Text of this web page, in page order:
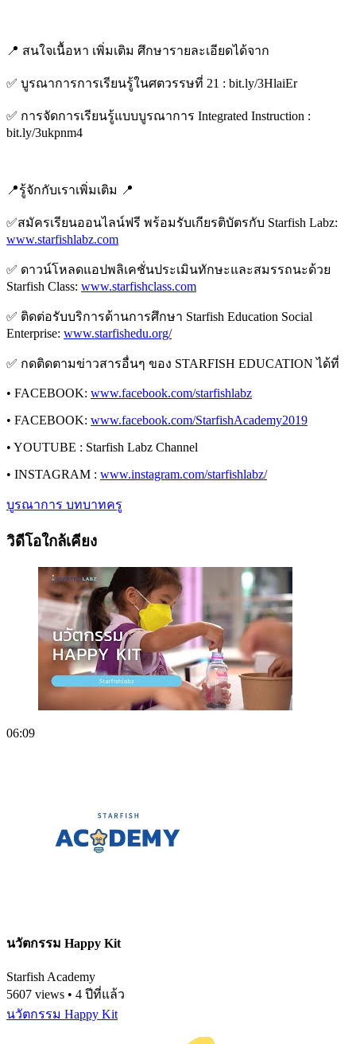
📍 สนใจเนื้อหา เพิ่มเติม ศึกษารายละเอียดได้จาก
✅ บูรณาการการเรียนรู้ในศตวรรษที่ 21 : bit.ly/3HlaiEr
✅ การจัดการเรียนรู้แบบบูรณาการ Integrated Instruction :
bit.ly/3ukpnm4
📍รู้จักกับเราเพิ่มเติม 📍
✅สมัครเรียนออนไลน์ฟรี พร้อมรับเกียรติบัตรกับ Starfish Labz:
www.starfishlabz.com
✅ ดาวน์โหลดแอปพลิเคชั่นประเมินทักษะและสมรรถนะด้วย
Starfish Class: www.starfishclass.com
✅ ติดต่อรับบริการด้านการศึกษา Starfish Education Social
Enterprise: www.starfishedu.org/
✅ กดติดตามข่าวสารอื่นๆ ของ STARFISH EDUCATION ได้ที่
• FACEBOOK: www.facebook.com/starfishlabz
• FACEBOOK: www.facebook.com/StarfishAcademy2019
• YOUTUBE : Starfish Labz Channel
• INSTAGRAM : www.instagram.com/starfishlabz/
บูรณาการ บทบาทครู
วิดีโอใกล้เคียง
06:09
นวัตกรรม Happy Kit
Starfish Academy
5607 views • 4 ปีที่แล้ว
นวัตกรรม Happy Kit